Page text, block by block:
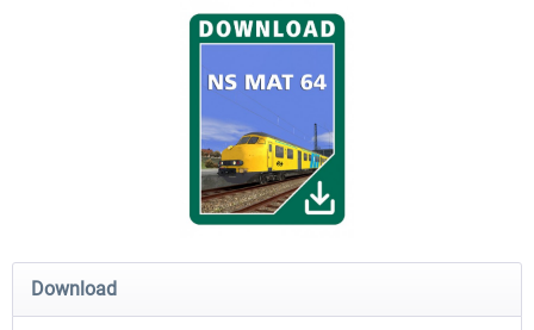
ICE 4 (BR 412) Stadler Flirt 3
Download